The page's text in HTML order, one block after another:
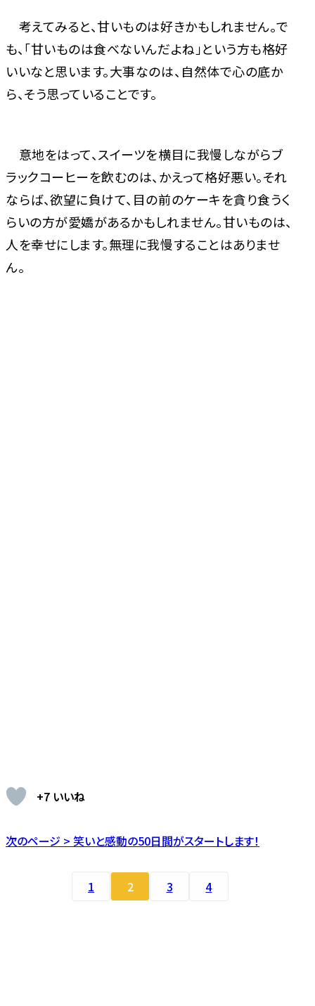
考えてみると、甘いものは好きかもしれません。で
も、「甘いものは食べないんだよね」という方も格好
いいなと思います。大事なのは、自然体で心の底か
ら、そう思っていることです。
意地をはって、スイーツを横目に我慢しながらブ
ラックコーヒーを飲むのは、かえって格好悪い。それ
ならば、欲望に負けて、目の前のケーキを貪り食うく
らいの方が愛嬌があるかもしれません。甘いものは、
人を幸せにします。無理に我慢することはありませ
ん。
+7 いいね
次のページ > 笑いと感動の50日間がスタートします！
1 2 3 4